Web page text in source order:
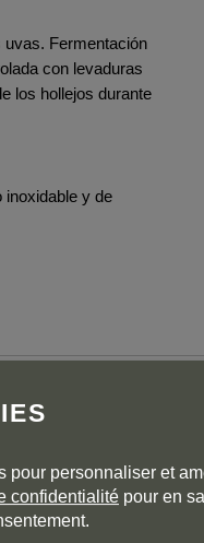
uvas. Fermentación
con levaduras
los hollejos durante
inoxidable y de
with fresh, round-
stylish finish.
pour personnaliser et
confidentialité pour en